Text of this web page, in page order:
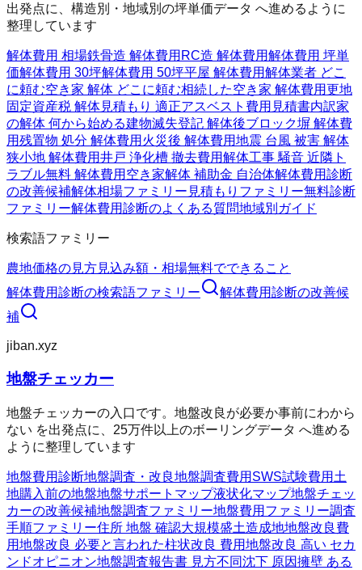
出発点に、構造別・地域別の坪単価データ へ進めるように
整理しています
解体費用 相場鉄骨造 解体費用 RC造 解体費用解体費用 坪単
価解体費用 30坪解体費用 50坪平屋 解体費用解体業者 どこ
に頼む空き家 解体 どこに頼む相続した空き家 解体費用更地
固定資産税 解体見積もり 適正アスベスト費用 見積書内訳家
の解体 何から始める建物滅失登記 解体後ブロック塀 解体費
用残置物 処分 解体費用 火災後 解体費用地震 台風 被害 解体
狭小地 解体費用井戸 浄化槽 撤去費用解体工事 騒音 近隣ト
ラブル無料 解体費用 空き家解体 補助金 自治体解体費用診断
の改善候補解体相場ファミリー 見積もりファミリー無料診断
ファミリー解体費用診断のよくある質問地域別ガイド
検索語ファミリー
農地価格の見方見込み額・相場無料でできること
解体費用診断の検索語ファミリー 解体費用診断の改善候
補
jiban.xyz
地盤チェッカー
地盤チェッカーの入口です。地盤改良が必要か事前にわから
ない を出発点に、25万件以上のボーリングデータ へ進める
ように整理しています
地盤費用診断地盤調査・改良地盤調査費用 SWS試験費用 土
地購入前の地盤地盤サポートマップ液状化マップ地盤チェッ
カーの改善候補地盤調査ファミリー地盤費用ファミリー調査
手順ファミリー住所 地盤 確認大規模盛土造成地地盤改良費
用地盤改良 必要と言われた柱状改良 費用地盤改良 高い セカ
ンドオピニオン地盤調査報告書 見方不同沈下 原因擁壁 ある